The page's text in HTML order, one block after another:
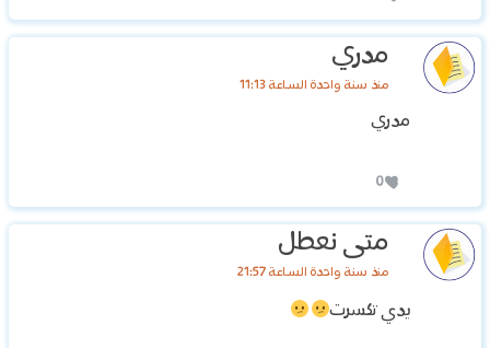
مدري
منذ سنة واحدة الساعة 11:13
مدري
0
متى نعطل
منذ سنة واحدة الساعة 21:57
يدي تكسرت